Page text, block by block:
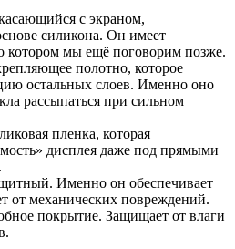
с экраном,
силикона. Он имеет
котором мы ещё поговорим позже.
полотно, которое
остальных слоев. Именно оно
рассыпаться при сильном
пленка, которая
дисплея даже под прямыми
Именно он обеспечивает
от механических повреждений.
покрытие. Защищает от влаги